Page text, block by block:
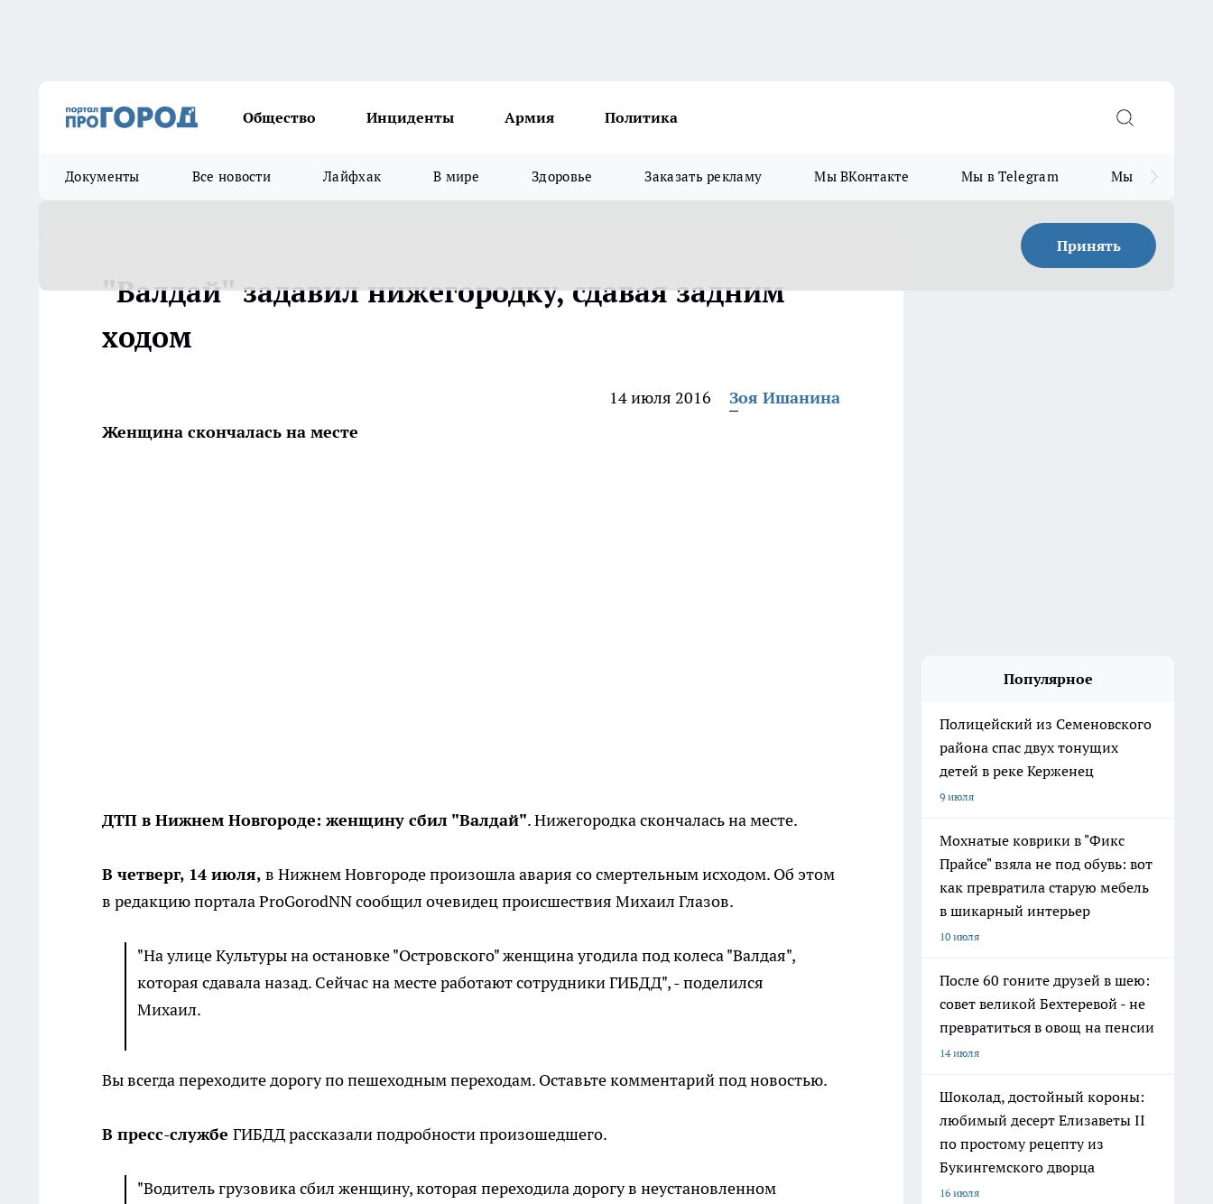
Общество Инциденты Армия Политика
Документы Все новости Лайфхак В мире Здоровье Заказать рекламу Мы ВКонтакте Мы в Telegram Мы в MAX
Принять
"Валдай" задавил нижегородку, сдавая задним
ходом
14 июля 2016
Зоя Ишанина
Женщина скончалась на месте
ДТП в Нижнем Новгороде: женщину сбил "Валдай". Нижегородка скончалась на месте.
В четверг, 14 июля, в Нижнем Новгороде произошла авария со смертельным исходом. Об этом
в редакцию портала ProGorodNN сообщил очевидец происшествия Михаил Глазов.
"На улице Культуры на остановке "Островского" женщина угодила под колеса "Валдая",
которая сдавала назад. Сейчас на месте работают сотрудники ГИБДД", - поделился
Михаил.
Вы всегда переходите дорогу по пешеходным переходам. Оставьте комментарий под новостью.
В пресс-службе ГИБДД рассказали подробности произошедшего.
"Водитель грузовика сбил женщину, которая переходила дорогу в неустановленном
Популярное
Полицейский из Семеновского
района спас двух тонущих
детей в реке Керженец
9 июля
Мохнатые коврики в "Фикс
Прайсе" взяла не под обувь: вот
как превратила старую мебель
в шикарный интерьер
10 июля
После 60 гоните друзей в шею:
совет великой Бехтеревой - не
превратиться в овощ на пенсии
14 июля
Шоколад, достойный короны:
любимый десерт Елизаветы II
по простому рецепту из
Букингемского дворца
16 июля